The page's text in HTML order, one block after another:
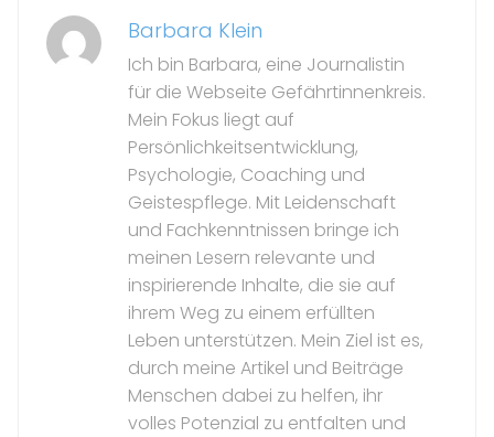
Barbara Klein
Ich bin Barbara, eine Journalistin
für die Webseite Gefährtinnenkreis.
Mein Fokus liegt auf
Persönlichkeitsentwicklung,
Psychologie, Coaching und
Geistespflege. Mit Leidenschaft
und Fachkenntnissen bringe ich
meinen Lesern relevante und
inspirierende Inhalte, die sie auf
ihrem Weg zu einem erfüllten
Leben unterstützen. Mein Ziel ist es,
durch meine Artikel und Beiträge
Menschen dabei zu helfen, ihr
volles Potenzial zu entfalten und